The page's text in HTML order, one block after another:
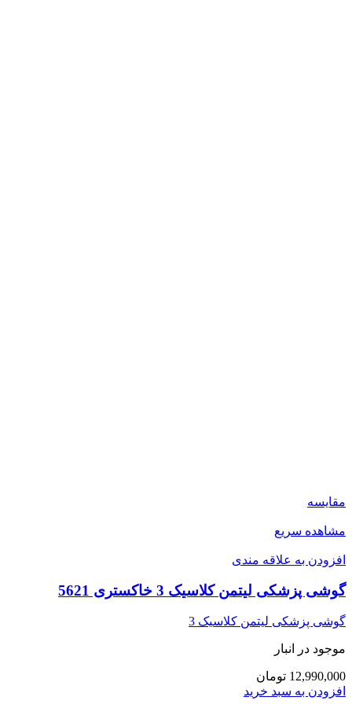
مقایسه
مشاهده سریع
افزودن به علاقه مندی
گوشی پزشکی لیتمن کلاسیک 3 خاکستری 5621
گوشی پزشکی لیتمن کلاسیک 3
موجود در انبار
12,990,000 تومان
افزودن به سبد خرید